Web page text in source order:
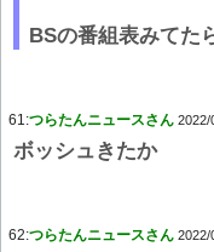
BSの番組表みてた
61:つらたんニュースさん 2022/
ボッシュきたか
62:つらたんニュースさん 2022/